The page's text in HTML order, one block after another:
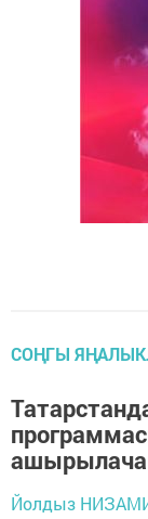
СОҢГЫ
Йолдыз